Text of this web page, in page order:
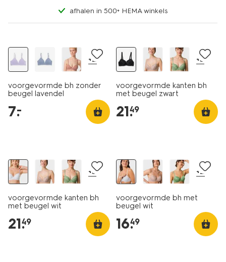
afhalen in 500+ HEMA winkels
+2
voorgevormde bh zonder
beugel lavendel
7.
–
+3
voorgevormde kanten bh
met beugel zwart
21.
49
+3
voorgevormde kanten bh
met beugel wit
21.
49
+2
voorgevormde bh met
beugel wit
16.
49